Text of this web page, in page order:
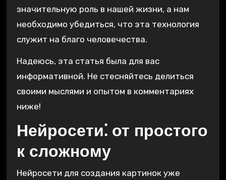
значительную роль в нашей жизни, а нам
необходимо убедиться, что эта технология
служит на благо человечества.
Надеюсь, эта статья была для вас
информативной. Не стесняйтесь делиться
своими мыслями и опытом в комментариях
ниже!
Нейросети⁚ от простого
к сложному
Нейросети для создания картинок уже